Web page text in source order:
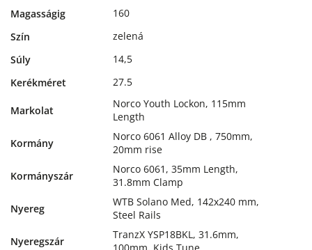
Magasságig
160
Szín
zelená
Súly
14,5
Kerékméret
27.5
Markolat
Norco Youth Lockon, 115mm
Length
Kormány
Norco 6061 Alloy DB , 750mm,
20mm rise
Kormányszár
Norco 6061, 35mm Length,
31.8mm Clamp
Nyereg
WTB Solano Med, 142x240 mm,
Steel Rails
Nyeregszár
TranzX YSP18BKL, 31.6mm,
100mm, Kids Tune